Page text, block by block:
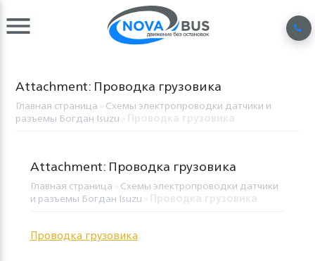
Attachment: Проводка грузовика
Главная страница Схемы электропроводки датчики и
разъемы Богдан Isuzu
Attachment: Проводка грузовика
Главная страница Схемы электропроводки датчики
и разъемы Богдан Isuzu
Проводка грузовика